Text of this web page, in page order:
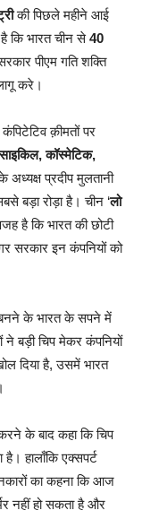
की पिछले महीने आई
है कि भारत चीन से40
पीएम गति शक्ति
करे।
क़ीमतों पर
कॉस्मेटिक,
अध्यक्ष प्रदीप मुलतानी
बड़ा रोड़ा है। चीन ‘लो
है कि भारत की छोटी
सरकार इन कंपनियों को
बनने के भारत के सपने में
बड़ी चिप मेकर कंपनियों
दिया है, उसमें भारत
के बाद कहा कि चिप
हालाँकि एक्सपर्ट
का कहना कि आज
नहीं हो सकता है और